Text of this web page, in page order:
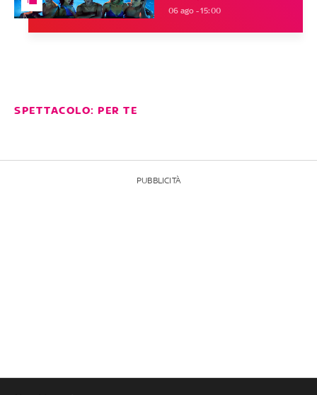
06 ago - 15:00
SPETTACOLO: PER TE
PUBBLICITÀ